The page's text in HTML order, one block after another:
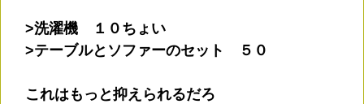
>洗濯機 １０ちょい
>テーブルとソファーのセット ５０
これはもっと抑えられるだろ